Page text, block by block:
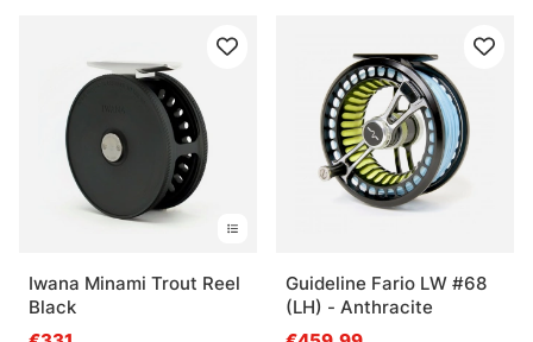
Iwana Minami Trout Reel
Black
Guideline Fario LW #68
(LH) - Anthracite